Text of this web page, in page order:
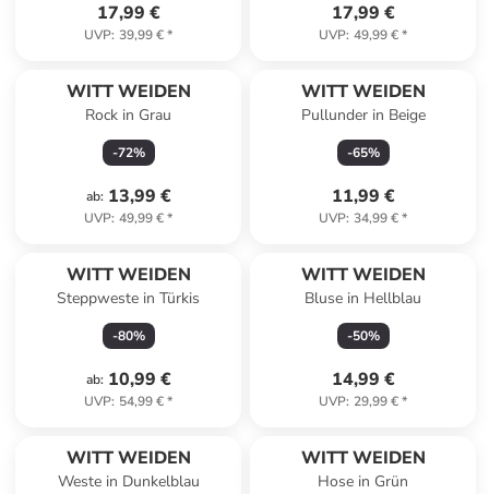
17,99 €
UVP: 39,99 €*
17,99 €
UVP: 49,99 €*
WITT WEIDEN
Rock in Grau
-72%
ab: 13,99 €
UVP: 49,99 €*
WITT WEIDEN
Pullunder in Beige
-65%
11,99 €
UVP: 34,99 €*
WITT WEIDEN
Steppweste in Türkis
-80%
ab: 10,99 €
UVP: 54,99 €*
WITT WEIDEN
Bluse in Hellblau
-50%
14,99 €
UVP: 29,99 €*
WITT WEIDEN
Weste in Dunkelblau
WITT WEIDEN
Hose in Grün